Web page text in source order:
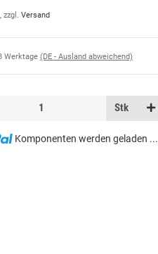
zzgl. Versand
Werktage (DE - Ausland abweichend)
Stk
Komponenten werden geladen ...